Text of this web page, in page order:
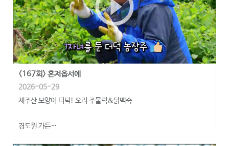
<167회> 혼저옵서예
2026-05-29
제주산 보양이 더덕! 오리 주물럭&닭백숙
경도원 가든